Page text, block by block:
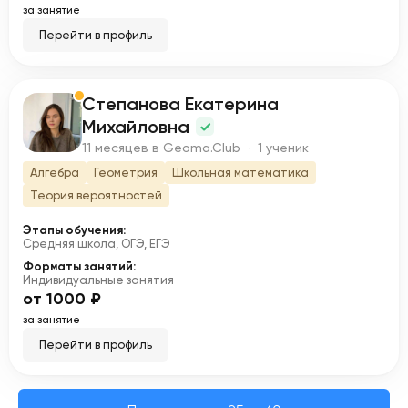
за занятие
Перейти в профиль
С Степанова Екатерина
Михайловна
11 месяцев в Geoma.Club · 1 ученик
Алгебра Геометрия
Школьная математика
Теория вероятностей
Этапы обучения:
Средняя школа, ОГЭ, ЕГЭ
Форматы занятий:
Индивидуальные занятия
от 1000 ₽
за занятие
Перейти в профиль